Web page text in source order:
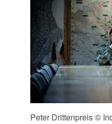
Peter Drittenpreis ©